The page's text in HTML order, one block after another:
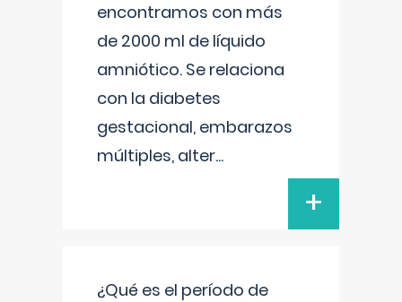
encontramos con más
de 2000 ml de líquido
amniótico. Se relaciona
con la diabetes
gestacional, embarazos
múltiples, alter...
+
¿Qué es el período de